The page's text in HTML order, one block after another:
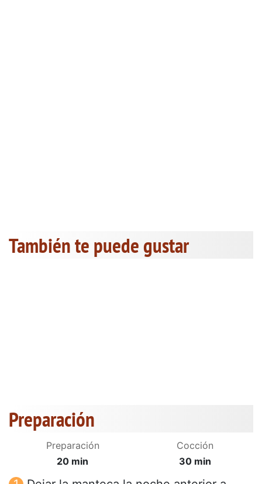
También te puede gustar
Preparación
Preparación
20 min
Cocción
30 min